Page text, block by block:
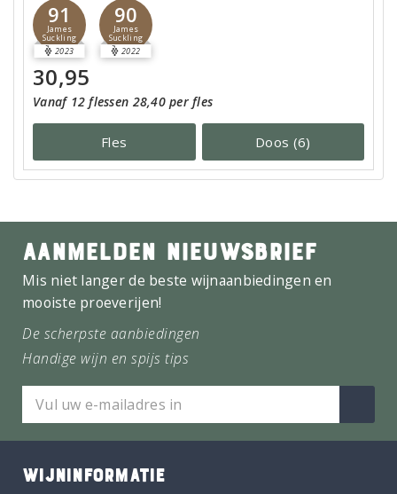
91
James
Suckling
2023
90
James
Suckling
2022
30,95
Vanaf 12 flessen 28,40 per fles
Fles Doos (6)
AANMELDEN NIEUWSBRIEF
Mis niet langer de beste wijnaanbiedingen en
mooiste proeverijen!
De scherpste aanbiedingen
Handige wijn en spijs tips
WIJNINFORMATIE